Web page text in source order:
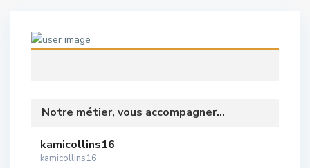
Notre métier, vous accompagner...
kamicollins16
kamicollins16